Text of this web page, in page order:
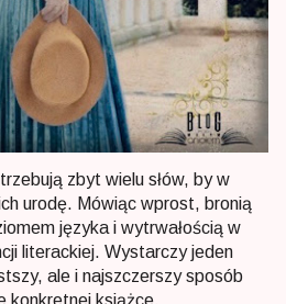
zbyt wielu słów, by w
urodę. Mówiąc wprost, bronią
języka i wytrwałością w
literackiej. Wystarczy jeden
ale i najszczerszy sposób